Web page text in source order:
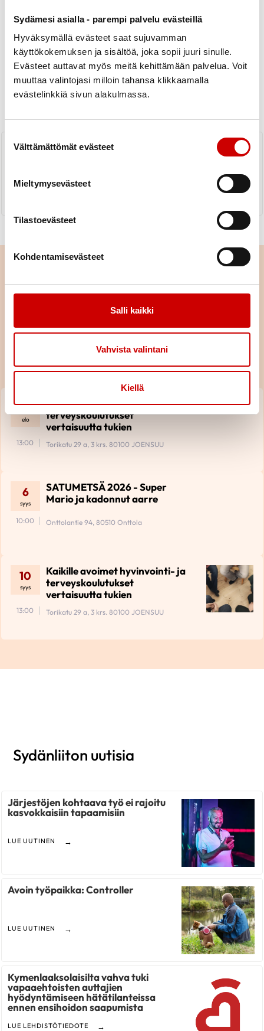
Sydämesi asialla - parempi palvelu evästeillä
Hyväksymällä evästeet saat sujuvamman
käyttökokemuksen ja sisältöä, joka sopii juuri sinulle.
Evästeet auttavat myös meitä kehittämään palvelua. Voit
muuttaa valintojasi milloin tahansa klikkaamalla
evästelinkkiä sivun alakulmassa.
Välttämättömät evästeet
Mieltymysevästeet
Tilastoevästeet
Kohdentamisevästeet
Salli kaikki
Vahvista valintani
Kiellä
Uutiset
Sydänyhdistykselle uusi
puheenjohtaja
LUE UUTINEN
Tulevat tapahtumat
27
elo
Kaikille avoimet hyvinvointi- ja
terveyskoulutukset
vertaisuutta tukien
13:00 Torikatu 29 a, 3 krs. 80100 JOENSUU
6
syys
SATUMETSÄ 2026 - Super
Mario ja kadonnut aarre
10:00 Onttolantie 94, 80510 Onttola
10
syys
Kaikille avoimet hyvinvointi- ja
terveyskoulutukset
vertaisuutta tukien
13:00 Torikatu 29 a, 3 krs. 80100 JOENSUU
Sydänliiton uutisia
Järjestöjen kohtaava työ ei rajoitu
kasvokkaisiin tapaamisiin
LUE UUTINEN
Avoin työpaikka: Controller
LUE UUTINEN
Kymenlaaksolaisilta vahva tuki
vapaaehtoisten auttajien
hyödyntämiseen hätätilanteissa
ennen ensihoidon saapumista
LUE LEHDISTÖTIEDOTE